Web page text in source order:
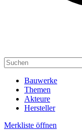
Bauwerke
Themen
Akteure
Hersteller
Merkliste öffnen